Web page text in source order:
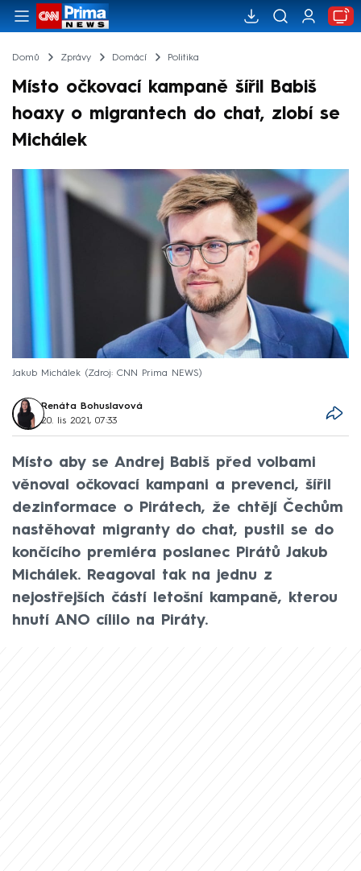
Domů Zprávy Domácí Politika
Místo očkovací kampaně šířil Babiš
hoaxy o migrantech do chat, zlobí se
Michálek
Jakub Michálek Zdroj: CNN Prima NEWS
Renáta Bohuslavová
20. lis 2021, 07:33
Místo aby se Andrej Babiš před volbami
věnoval očkovací kampani a prevenci, šířil
dezinformace o Pirátech, že chtějí Čechům
nastěhovat migranty do chat, pustil se do
končícího premiéra poslanec Pirátů Jakub
Michálek. Reagoval tak na jednu z
nejostřejších částí letošní kampaně, kterou
hnutí ANO cílilo na Piráty.